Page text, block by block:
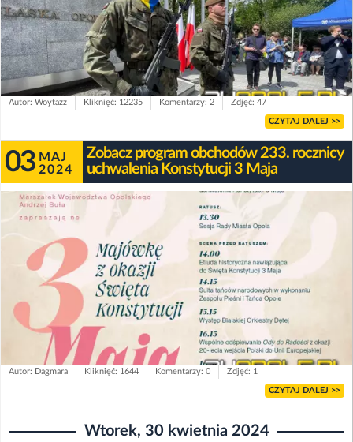
Autor: Woytazz Kliknięć: 12235 Komentarzy: 2 Zdjęć: 47
CZYTAJ DALEJ >>
03 MAJ
2024
Zobacz program obchodów 233. rocznicy
uchwalenia Konstytucji 3 Maja
Autor: Dagmara Kliknięć: 1644 Komentarzy: 0 Zdjęć: 1
CZYTAJ DALEJ >>
Wtorek, 30 kwietnia 2024